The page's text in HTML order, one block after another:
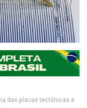
das placas tectônicas e